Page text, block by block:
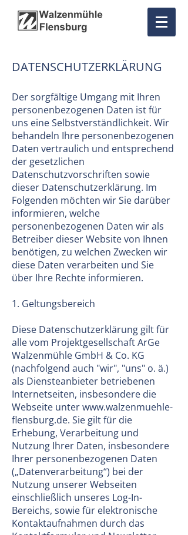
DATENSCHUTZERKLÄRUNG
Der sorgfältige Umgang mit Ihren
personenbezogenen Daten ist für
uns eine Selbstverständlichkeit. Wir
behandeln Ihre personenbezogenen
Daten vertraulich und entsprechend
der gesetzlichen
Datenschutzvorschriften sowie
dieser Datenschutzerklärung. Im
Folgenden möchten wir Sie darüber
informieren, welche
personenbezogenen Daten wir als
Betreiber dieser Website von Ihnen
benötigen, zu welchen Zwecken wir
diese Daten verarbeiten und Sie
über Ihre Rechte informieren.
1. Geltungsbereich
Diese Datenschutzerklärung gilt für
alle vom Projektgesellschaft ArGe
Walzenmühle GmbH & Co. KG
(nachfolgend auch "wir", "uns" o. ä.)
als Diensteanbieter betriebenen
Internetseiten, insbesondere die
Webseite unterwww.walzenmuehle-
flensburg.de. Sie gilt für die
Erhebung, Verarbeitung und
Nutzung Ihrer Daten, insbesondere
Ihrer personenbezogenen Daten
(„Datenverarbeitung“) bei der
Nutzung unserer Webseiten
einschließlich unseres Log-In-
Bereichs, sowie für elektronische
Kontaktaufnahmen durch das